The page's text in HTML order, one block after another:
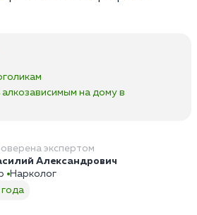
на дому в
экспертом
Александрович
Нарколог